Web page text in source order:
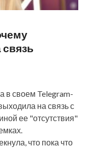
в своем Telegram-
на связь с
ее "отсутствия"
что пока что